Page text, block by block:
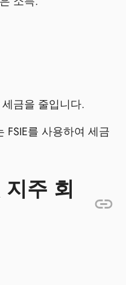
금을 줄입니다.
를 사용하여 세금
주 회